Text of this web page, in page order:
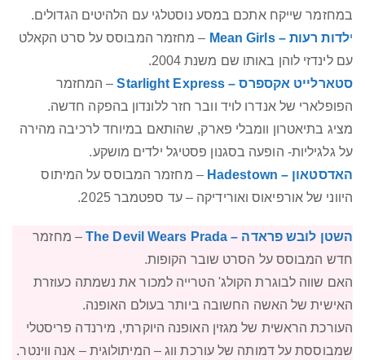
במחזמר שייקח אתכם במסע נוסטלגי עם הלהיטים הגדולים.
ילדות רעות – Mean Girls
– מחזמר המבוסס על סרט הקאלט
עם לינדזי לוהן באותו שם משנת 2004.
סטארלייט אקספרס – Starlight Express
– המחזמר
הפופלארי של אנדרו לויד וובר חזר ללונדון בהפקה חדשה.
מציג בתיאטרון וומבלי פארק, שהותאם במיוחד לרכיבה מהירה
על גלגיליות- הופעה בסגנון פסטיגל ילדים מושקע.
האדסטאון – Hadestown
– מחזמר המבוסס על המיתוס
היווני של אורפיאוס ואורידיקה – עד ספטמבר 2025.
השטן לובש פראדה – The Devil Wears Prada
– מחזמר
חדש המבוסס על הסרט שובר הקופות.
האם שווה לבוגרת הקולג' הטרייה למכור את נשמתה כעוזרת
האישית של האשה החשובה ביותר בעולם האופנה.
העורכת הראשית של מגזין האופנה היוקרתי, מירנדה פריסטלי
שמבוססת על דמותה של עורכת ווג – המיתולוגית – אנה ווינטר.